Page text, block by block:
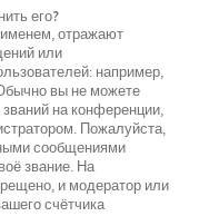
его?
отражают
или
например,
вы не можете
на конференции,
Пожалуйста,
сообщениями
звание. На
и модератор или
счётчика